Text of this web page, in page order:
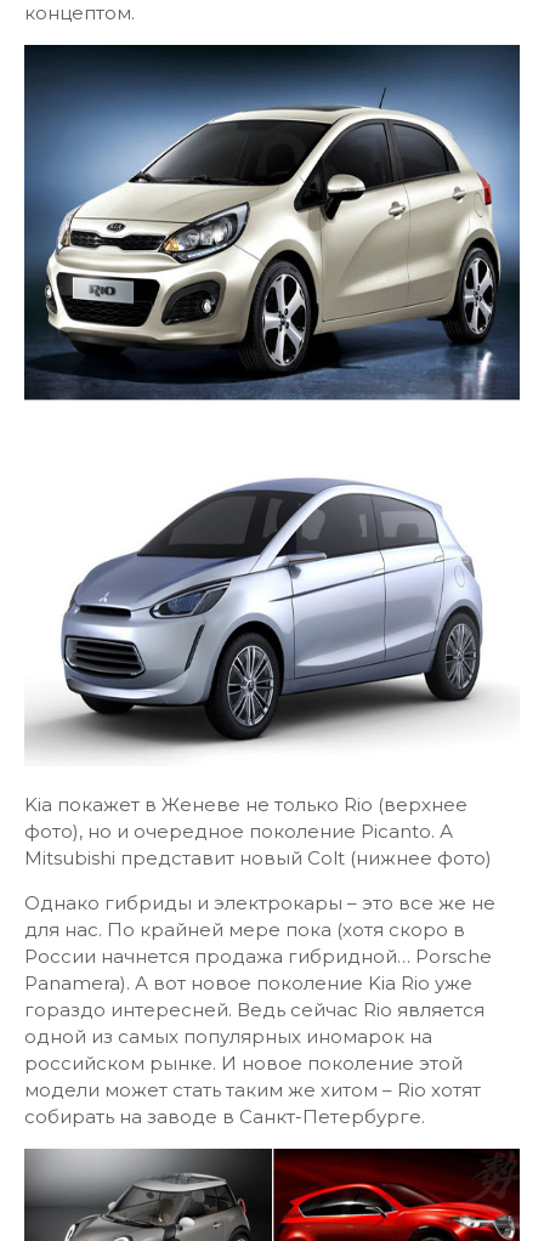
концептом.
Kia покажет в Женеве не только Rio (верхнее
фото), но и очередное поколение Picanto. А
Mitsubishi представит новый Colt (нижнее фото)
Однако гибриды и электрокары – это все же не
для нас. По крайней мере пока (хотя скоро в
России начнется продажа гибридной… Porsche
Panamera). А вот новое поколение Kia Rio уже
гораздо интересней. Ведь сейчас Rio является
одной из самых популярных иномарок на
российском рынке. И новое поколение этой
модели может стать таким же хитом – Rio хотят
собирать на заводе в Санкт-Петербурге.